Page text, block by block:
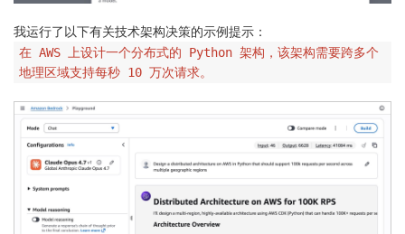
我运行了以下有关技术架构决策的示例提示：
在 AWS 上设计一个分布式的 Python 架构，该架构需要跨多个
地理区域支持每秒 10 万次请求。